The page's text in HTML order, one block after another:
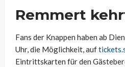
Remmert
Fans der Knappen haben ab
Uhr, die Möglichkeit,auf
Eintrittskarten für den